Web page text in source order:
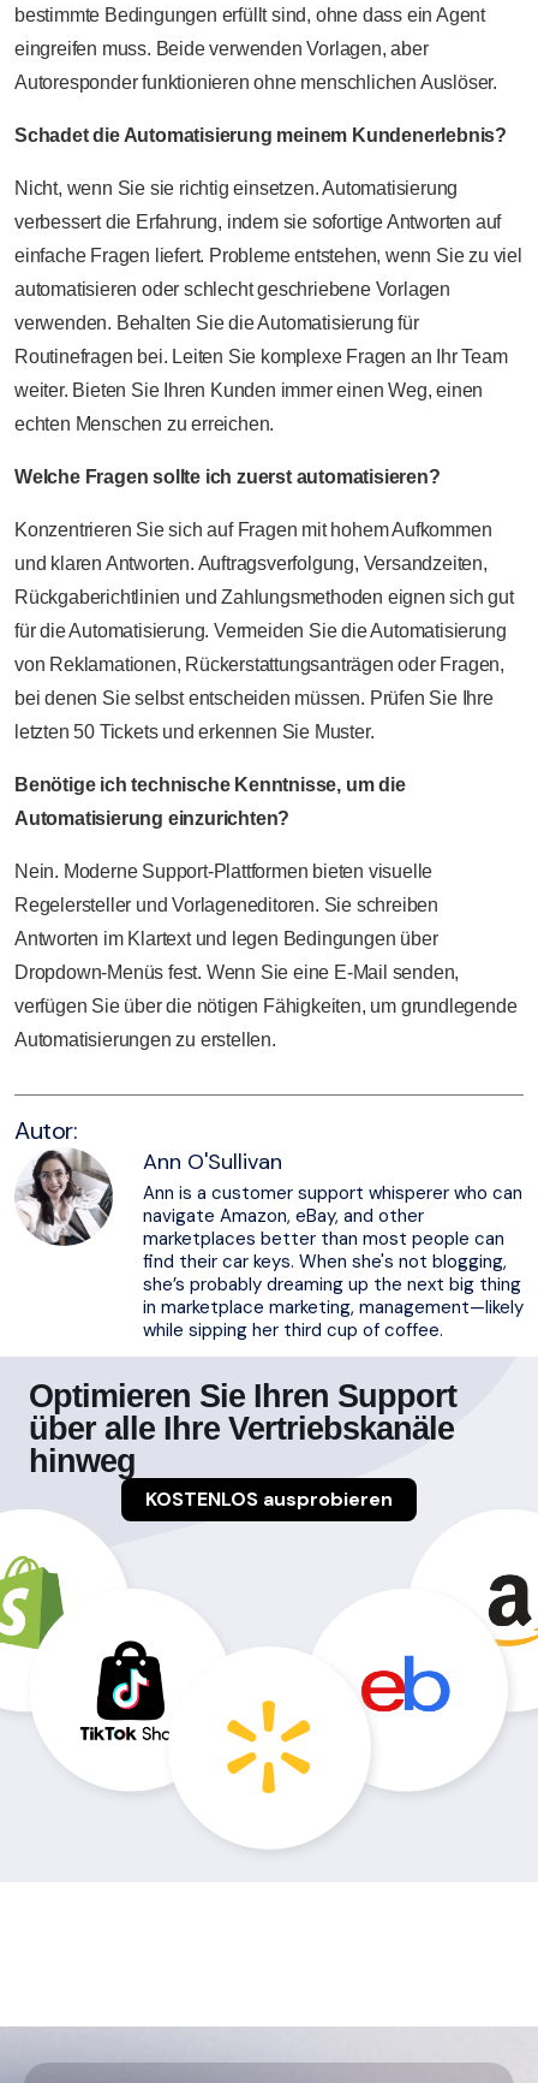
bestimmte Bedingungen erfüllt sind, ohne dass ein Agent
eingreifen muss. Beide verwenden Vorlagen, aber
Autoresponder funktionieren ohne menschlichen Auslöser.
Schadet die Automatisierung meinem Kundenerlebnis?
Nicht, wenn Sie sie richtig einsetzen. Automatisierung
verbessert die Erfahrung, indem sie sofortige Antworten auf
einfache Fragen liefert. Probleme entstehen, wenn Sie zu viel
automatisieren oder schlecht geschriebene Vorlagen
verwenden. Behalten Sie die Automatisierung für
Routinefragen bei. Leiten Sie komplexe Fragen an Ihr Team
weiter. Bieten Sie Ihren Kunden immer einen Weg, einen
echten Menschen zu erreichen.
Welche Fragen sollte ich zuerst automatisieren?
Konzentrieren Sie sich auf Fragen mit hohem Aufkommen
und klaren Antworten. Auftragsverfolgung, Versandzeiten,
Rückgaberichtlinien und Zahlungsmethoden eignen sich gut
für die Automatisierung. Vermeiden Sie die Automatisierung
von Reklamationen, Rückerstattungsanträgen oder Fragen,
bei denen Sie selbst entscheiden müssen. Prüfen Sie Ihre
letzten 50 Tickets und erkennen Sie Muster.
Benötige ich technische Kenntnisse, um die
Automatisierung einzurichten?
Nein. Moderne Support-Plattformen bieten visuelle
Regelersteller und Vorlageneditoren. Sie schreiben
Antworten im Klartext und legen Bedingungen über
Dropdown-Menüs fest. Wenn Sie eine E-Mail senden,
verfügen Sie über die nötigen Fähigkeiten, um grundlegende
Automatisierungen zu erstellen.
Autor:
Ann O'Sullivan
Ann is a customer support whisperer who can
navigate Amazon, eBay, and other
marketplaces better than most people can
find their car keys. When she's not blogging,
she’s probably dreaming up the next big thing
in marketplace marketing, management—likely
while sipping her third cup of coffee.
Optimieren Sie Ihren Support
über alle Ihre Vertriebskanäle
hinweg
KOSTENLOS ausprobieren